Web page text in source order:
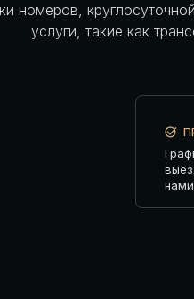
номеров,
услуги, такие как
нами